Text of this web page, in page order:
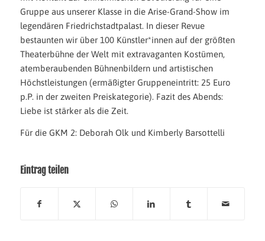
Gruppe aus unserer Klasse in die Arise-Grand-Show im
legendären Friedrichstadtpalast. In dieser Revue
bestaunten wir über 100 Künstler*innen auf der größten
Theaterbühne der Welt mit extravaganten Kostümen,
atemberaubenden Bühnenbildern und artistischen
Höchstleistungen (ermäßigter Gruppeneintritt: 25 Euro
p.P. in der zweiten Preiskategorie). Fazit des Abends:
Liebe ist stärker als die Zeit.
Für die GKM 2: Deborah Olk und Kimberly Barsottelli
Eintrag teilen